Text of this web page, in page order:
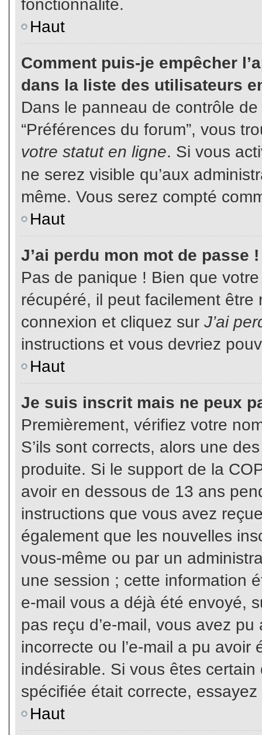
fonctionnalité.
Haut
Comment puis-je empêcher
dans la liste des utilisateurs
Dans le panneau de contrôle
“Préférences du forum”, vous
votre statut en ligne. Si vous
ne serez visible qu’aux
même. Vous serez compté
Haut
J’ai perdu mon mot de passe !
Pas de panique ! Bien que
récupéré, il peut facilement
connexion et cliquez sur J’ai
instructions et vous devriez
Haut
Je suis inscrit mais ne peux
Premièrement, vérifiez votre
S’ils sont corrects, alors une
produite. Si le support de la
avoir en dessous de 13 ans
instructions que vous avez
également que les nouvelles
vous-même ou par un
une session ; cette information
e-mail vous a déjà été envoyé,
pas reçu d’e-mail, vous avez
incorrecte ou l’e-mail a pu
indésirable. Si vous êtes
spécifiée était correcte,
Haut